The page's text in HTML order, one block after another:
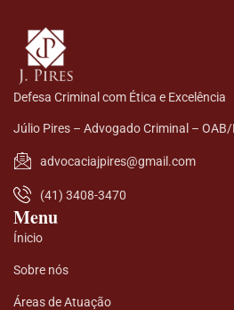
Defesa Criminal com Ética e Excelência
Júlio Pires – Advogado Criminal –
advocaciajpires@gmail.com
(41) 3408-3470
Menu
Ínicio
Sobre nós
Áreas de Atuação